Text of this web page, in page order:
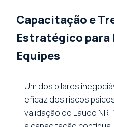
Capacitação e
Estratégico para
Equipes
Um dos pilares
eficaz dos riscos
validação do Laudo